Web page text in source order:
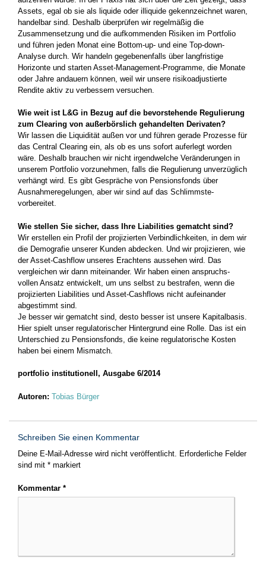
Assets, egal ob sie als liquide oder illiquide gekennzeichnet waren,
handelbar sind. Deshalb überprüfen wir regelmäßig die
Zusammensetzung und die aufkommenden Risiken­ im Portfolio
und führen jeden Monat eine Bottom-up- und eine­ Top-down-
Analyse durch. Wir handeln gegebenenfalls über langfristige
Horizonte und starten Asset-Management-Programme, die Monate
oder Jahre andauern können, weil wir unsere risiko­adjustierte
Rendite aktiv zu verbessern versuchen.­
Wie weit ist L&G in Bezug auf die bevor­stehende Regulierung
zum Clearing von außer­börslich gehandelten Derivaten?
Wir lassen die Liquidität außen vor und führen gerade Prozesse für
das Central Clearing­ ein, als ob es uns sofort auferlegt worden
wäre. Deshalb brauchen wir nicht irgend­welche Veränderungen in
unserem Portfolio vorzunehmen, falls die Regulierung unverzüglich
verhängt wird. Es gibt Gespräche­ von Pensionsfonds über
Ausnahme­regelungen, aber wir sind auf das Schlimmste­
vorbereitet.
Wie stellen Sie sicher, dass Ihre Liabilities gematcht­ sind?
Wir erstellen ein Profil der projizierten Verbindlichkeiten, in dem wir
die Demografie­ unserer Kunden abdecken. Und wir projizieren, wie
der Asset-Cashflow unseres Erachtens aussehen wird. Das
vergleichen wir dann miteinander. Wir haben einen anspruchs­
vollen­ Ansatz entwickelt, um uns selbst zu bestrafen, wenn die
projizierten Liabilities und Asset-­Cashflows nicht aufeinander
abgestimmt sind.
Je besser wir gematcht sind, desto­ besser­ ist unsere Kapitalbasis.
Hier spielt unser regulatorischer­ Hintergrund eine Rolle. Das ist ein
Unterschied zu Pensionsfonds, die keine­ regulatorische Kosten
haben bei einem Mismatch.
portfolio institutionell, Ausgabe 6/2014
Autoren: Tobias Bürger
Schreiben Sie einen Kommentar
Deine E-Mail-Adresse wird nicht veröffentlicht. Erforderliche Felder
sind mit * markiert
Kommentar *